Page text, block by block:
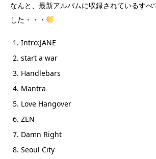
なんと、最新アルバムに収録されているすべ
した・・・
Intro:JANE
start a war
Handlebars
Mantra
Love Hangover
ZEN
Damn Right
Seoul City